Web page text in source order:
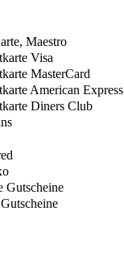
Maestro
Visa
MasterCard
American Express
Diners Club
Gutscheine